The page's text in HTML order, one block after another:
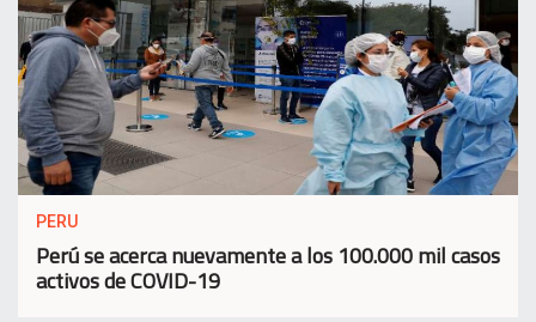
PERU
Perú se acerca nuevamente a los 100.000 mil casos
activos de COVID-19